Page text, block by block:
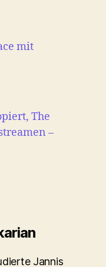
mit
The
–
Jannis